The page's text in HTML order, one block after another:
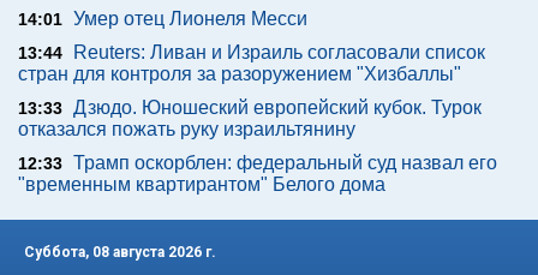
14:01 Умер отец Лионеля Месси
13:44
Reuters: Ливан и Израиль согласовали список
стран для контроля за разоружением "Хизбаллы"
13:33 Дзюдо. Юношеский европейский кубок. Турок
отказался пожать руку израильтянину
12:33 Трамп оскорблен: федеральный суд назвал его
"временным квартирантом" Белого дома
Суббота, 08 августа 2026 г.